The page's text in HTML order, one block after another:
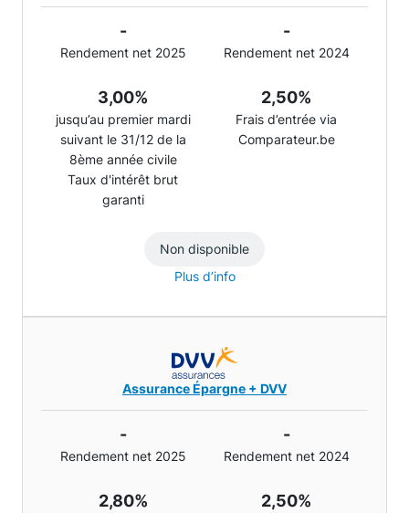
-
Rendement net 2025
-
Rendement net 2024
3,00%
jusqu’au premier mardi
suivant le 31/12 de la
8ème année civile
Taux d'intérêt brut
garanti
2,50%
Frais d’entrée via
Comparateur.be
Non disponible
Plus d’info
Assurance Épargne + DVV
-
Rendement net 2025
-
Rendement net 2024
2,80% 2,50%